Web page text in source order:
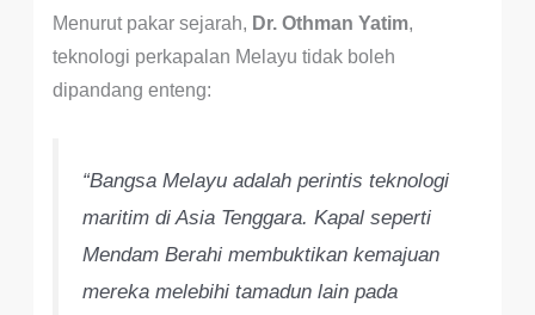
Menurut pakar sejarah, Dr. Othman Yatim,
teknologi perkapalan Melayu tidak boleh
dipandang enteng:
“Bangsa Melayu adalah perintis teknologi
maritim di Asia Tenggara. Kapal seperti
Mendam Berahi membuktikan kemajuan
mereka melebihi tamadun lain pada